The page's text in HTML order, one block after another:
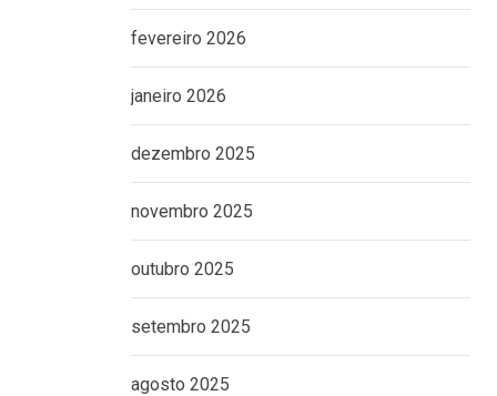
fevereiro 2026
janeiro 2026
dezembro 2025
novembro 2025
outubro 2025
setembro 2025
agosto 2025